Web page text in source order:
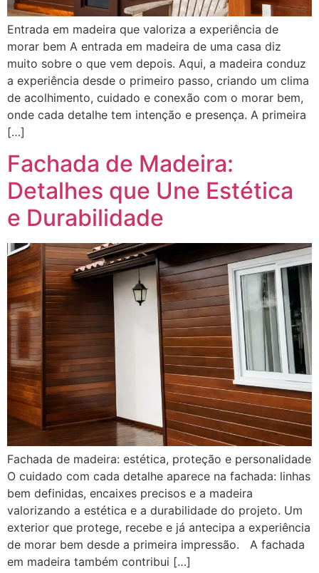
Entrada em madeira que valoriza a experiência de
morar bem A entrada em madeira de uma casa diz
muito sobre o que vem depois. Aqui, a madeira conduz
a experiência desde o primeiro passo, criando um clima
de acolhimento, cuidado e conexão com o morar bem,
onde cada detalhe tem intenção e presença. A primeira
[…]
Fachada de Madeira:
Detalhes que Une Estética
e Durabilidade
Fachada de madeira: estética, proteção e personalidade
O cuidado com cada detalhe aparece na fachada: linhas
bem definidas, encaixes precisos e a madeira
valorizando a estética e a durabilidade do projeto. Um
exterior que protege, recebe e já antecipa a experiência
de morar bem desde a primeira impressão. A fachada
em madeira também contribui […]